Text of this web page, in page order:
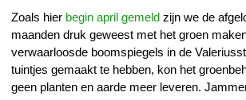
Zoals hier begin april gemeld zijn we de
maanden druk geweest met het groen
verwaarloosde boomspiegels in de
tuintjes gemaakt te hebben, kon het
geen planten en aarde meer leveren.